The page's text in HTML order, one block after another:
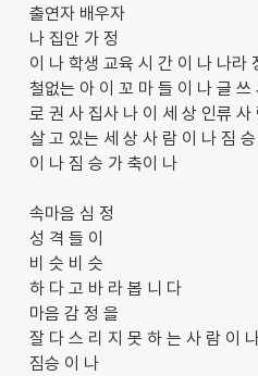
출연자 배우자
나 집안 가 정
이 나 학생 교육 시 간 이 나 나라
철없는 아 이 꼬 마 들 이 나 글
로 권 사 집사 나 이 세 상 인류 사
살 고 있는 세 상 사 람 이 나 짐
이 나 짐 승 가 축이 나
속마음 심 정
성 격 들 이
비 슷 비 슷
하 다 고 바 라 봅 니 다
마음 감 정 을
잘 다 스 리 지 못 하 는 사 람 이
짐승 이 나